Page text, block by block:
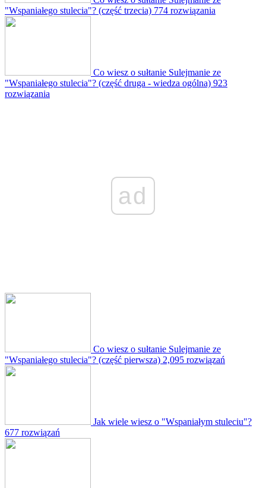
"Wspaniałego stulecia"? (część trzecia) 774 rozwiązania
Co wiesz o sułtanie Sulejmanie ze
"Wspaniałego stulecia"? (część druga - wiedza ogólna) 923
rozwiązania
ad
Co wiesz o sułtanie Sulejmanie ze
"Wspaniałego stulecia"? (część pierwsza) 2,095 rozwiązań
Jak wiele wiesz o "Wspaniałym stuleciu"?
677 rozwiązań